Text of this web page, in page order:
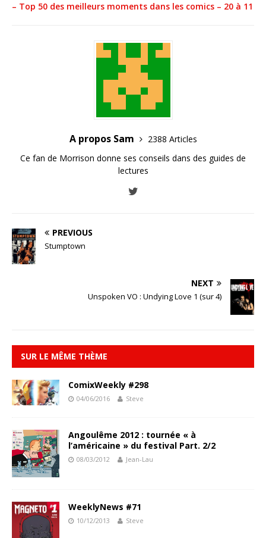
– Top 50 des meilleurs moments dans les comics – 20 à 11
A propos Sam
2388 Articles
Ce fan de Morrison donne ses conseils dans des guides de
lectures
PREVIOUS
Stumptown
NEXT
Unspoken VO : Undying Love 1 (sur 4)
SUR LE MÊME THÈME
ComixWeekly #298
04/06/2016 Steve
Angoulême 2012 : tournée « à
l’américaine » du festival Part. 2/2
08/03/2012 Jean-Lau
WeeklyNews #71
10/12/2013 Steve